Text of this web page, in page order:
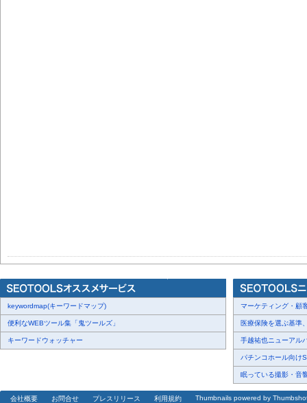
keywordmap(キーワードマップ)
便利なWEBツール集「鬼ツールズ」
キーワードウォッチャー
マーケティング・顧
医療保険を選ぶ基準
手越祐也ニューアル
パチンコホール向け
眠っている撮影・音
会社概要 お問合せ プレスリリース 利用規約 Thumbnails powered by